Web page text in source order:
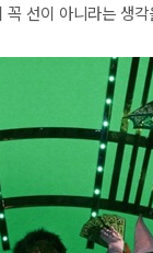
선이 아니라는 생